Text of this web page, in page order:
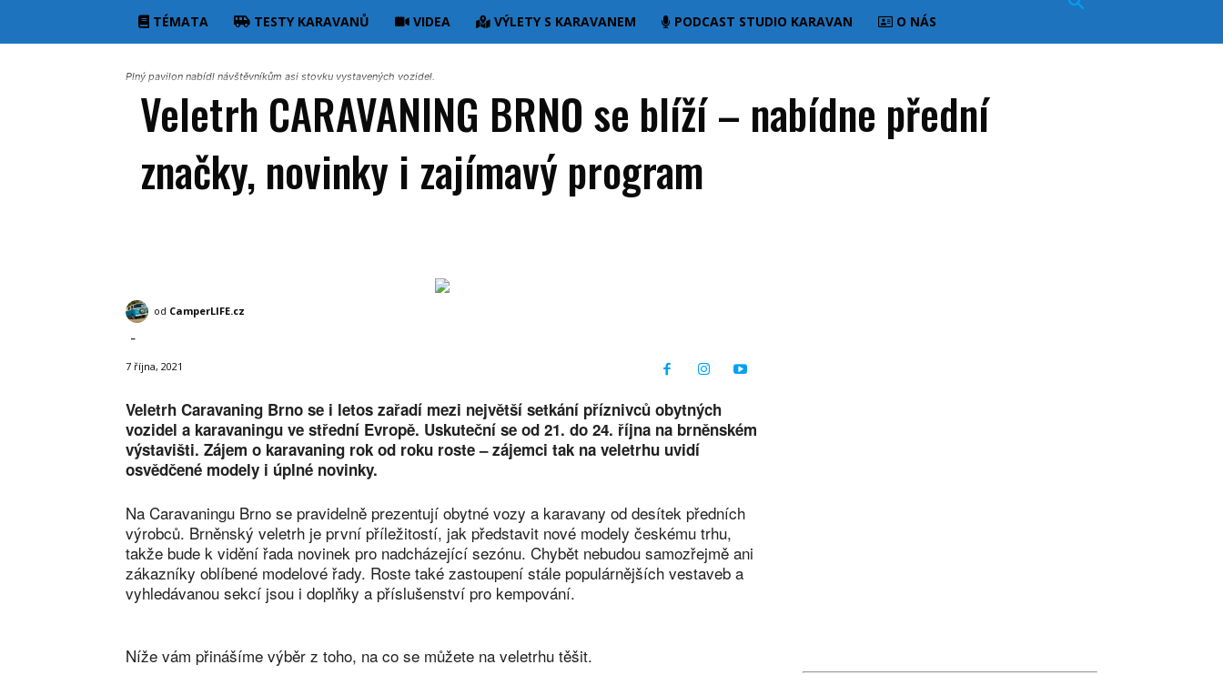
TÉMATA TESTY KARAVANŮ VIDEA VÝLETY S KARAVANEM PODCAST STUDIO KARAVAN O NÁS
Plný pavilon nabídl návštěvníkům asi stovku vystavených vozidel.
Veletrh CARAVANING BRNO se blíží – nabídne přední
značky, novinky i zajímavý program
od CamperLIFE.cz
-
7 října, 2021
Veletrh Caravaning Brno se i letos zařadí mezi největší setkání příznivců obytných
vozidel a karavaningu ve střední Evropě. Uskuteční se od 21. do 24. října na brněnském
výstavišti. Zájem o karavaning rok od roku roste – zájemci tak na veletrhu uvidí
osvědčené modely i úplné novinky.
Na Caravaningu Brno se pravidelně prezentují obytné vozy a karavany od desítek předních
výrobců. Brněnský veletrh je první příležitostí, jak představit nové modely českému trhu,
takže bude k vidění řada novinek pro nadcházející sezónu. Chybět nebudou samozřejmě ani
zákazníky oblíbené modelové řady. Roste také zastoupení stále populárnějších vestaveb a
vyhledávanou sekcí jsou i doplňky a příslušenství pro kempování.
Níže vám přinášíme výběr z toho, na co se můžete na veletrhu těšit.